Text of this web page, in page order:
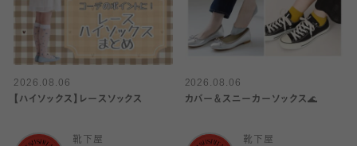
2026.08.06
【ハイソックス】レースソックス
靴下屋
2026.08.06
カバー＆スニーカーソックス🌊
靴下屋